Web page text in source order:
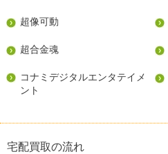
超像可動
超合金魂
コナミデジタルエンタテイメ
ント
宅配買取の流れ